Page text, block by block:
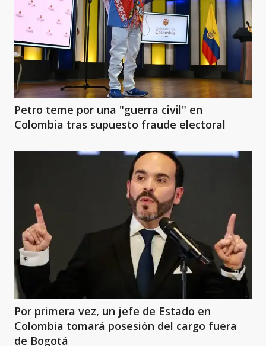
Petro teme por una "guerra civil" en
Colombia tras supuesto fraude electoral
Por primera vez, un jefe de Estado en
Colombia tomará posesión del cargo fuera
de Bogotá